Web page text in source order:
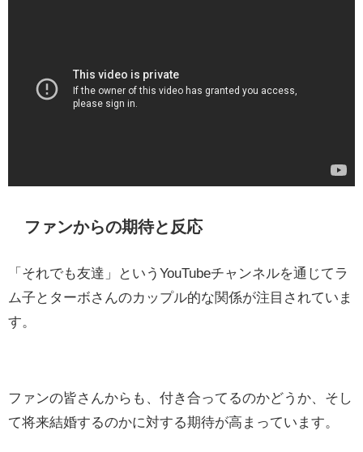
ファンからの期待と反応
「それでも友達」というYouTubeチャンネルを通じてラ
ム子とターボさんのカップル的な関係が注目されていま
す。
ファンの皆さんからも、付き合ってるのかどうか、そし
て将来結婚するのかに対する期待が高まっています。